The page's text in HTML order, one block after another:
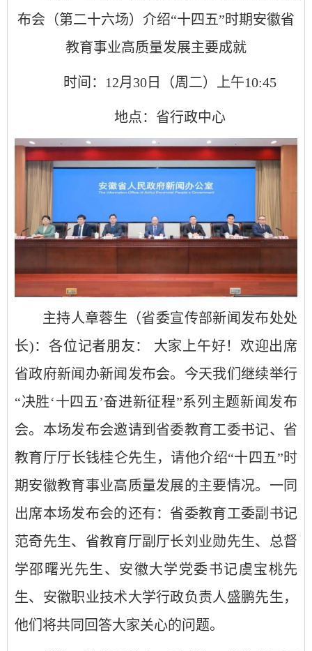
布会（第二十六场）介绍“十四五”时期安徽省
教育事业高质量发展主要成就
时间：12月30日（周二）上午10:45
地点：省行政中心
主持人章蓉生（省委宣传部新闻发布处处
长)：各位记者朋友： 大家上午好！欢迎出席
省政府新闻办新闻发布会。今天我们继续举行
“决胜‘十四五’奋进新征程”系列主题新闻发布
会。本场发布会邀请到省委教育工委书记、省
教育厅厅长钱桂仑先生，请他介绍“十四五”时
期安徽教育事业高质量发展的主要情况。一同
出席本场发布会的还有：省委教育工委副书记
范奇先生、省教育厅副厅长刘业勋先生、总督
学邵曙光先生、安徽大学党委书记虞宝桃先
生、安徽职业技术大学行政负责人盛鹏先生，
他们将共同回答大家关心的问题。